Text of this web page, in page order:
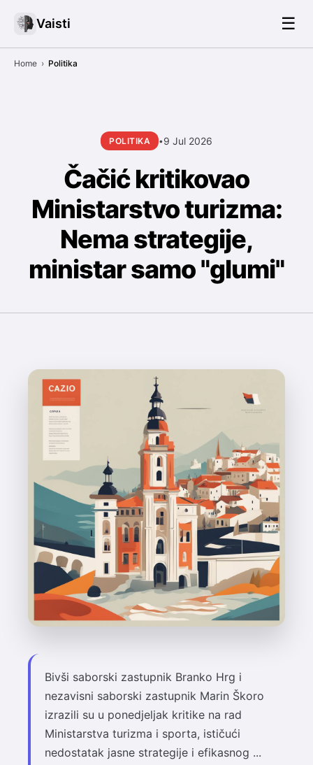
Vaisti ☰
Home › Politika
POLITIKA •9 Jul 2026
Čačić kritikovao
Ministarstvo turizma:
Nema strategije,
ministar samo "glumi"
Bivši saborski zastupnik Branko Hrg i
nezavisni saborski zastupnik Marin Škoro
izrazili su u ponedjeljak kritike na rad
Ministarstva turizma i sporta, ističući
nedostatak jasne strategije i efikasnog ...